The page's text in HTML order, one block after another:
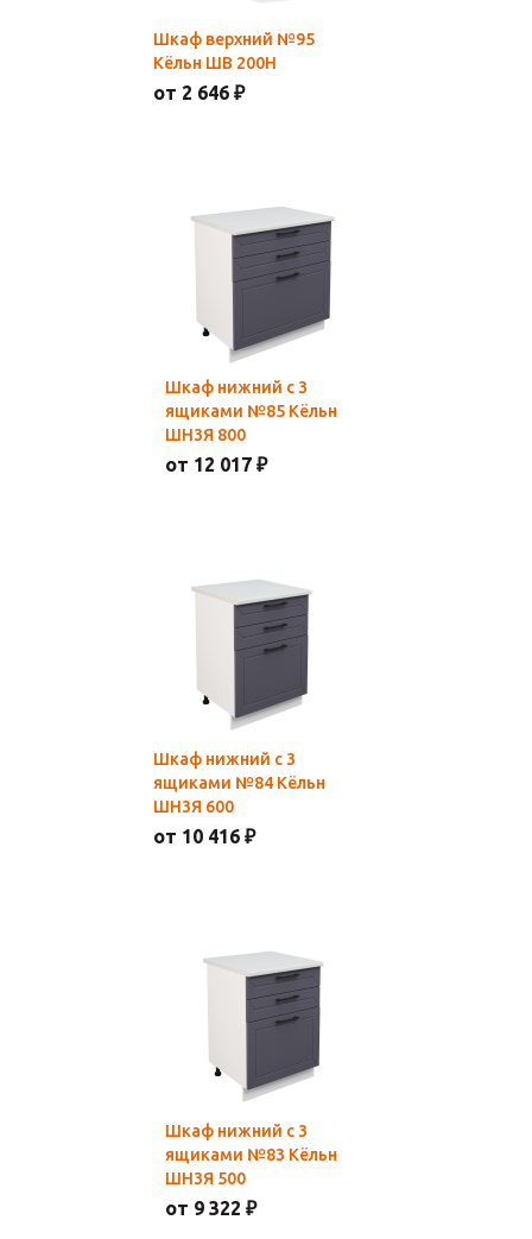
Шкаф верхний №95
Кёльн ШВ 200Н
от 2 646 ₽
Шкаф нижний с 3
ящиками №85 Кёльн
ШН3Я 800
от 12 017 ₽
Шкаф нижний с 3
ящиками №84 Кёльн
ШН3Я 600
от 10 416 ₽
Шкаф нижний с 3
ящиками №83 Кёльн
ШН3Я 500
от 9 322 ₽